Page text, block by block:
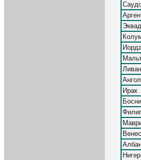
Ливан
Ирак